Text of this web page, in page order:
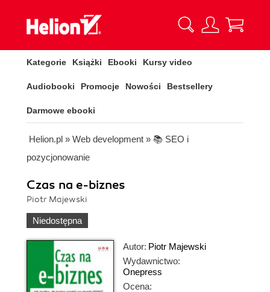
Kategorie Książki Ebooki Kursy video
Audiobooki Promocje Nowości Bestsellery
Darmowe ebooki
Helion.pl » Web development » 📚 SEO i
pozycjonowanie
Czas na e-biznes
Piotr Majewski
Niedostępna
Autor: Piotr Majewski
Wydawnictwo:
Onepress
Ocena: